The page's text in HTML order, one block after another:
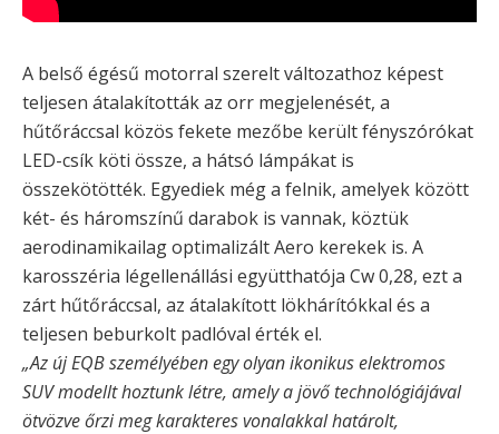
A belső égésű motorral szerelt változathoz képest
teljesen átalakították az orr megjelenését, a
hűtőráccsal közös fekete mezőbe került fényszórókat
LED-csík köti össze, a hátsó lámpákat is
összekötötték. Egyediek még a felnik, amelyek között
két- és háromszínű darabok is vannak, köztük
aerodinamikailag optimalizált Aero kerekek is. A
karosszéria légellenállási együtthatója Cw 0,28, ezt a
zárt hűtőráccsal, az átalakított lökhárítókkal és a
teljesen beburkolt padlóval érték el.
„Az új EQB személyében egy olyan ikonikus elektromos
SUV modellt hoztunk létre, amely a jövő technológiájával
ötvözve őrzi meg karakteres vonalakkal határolt,